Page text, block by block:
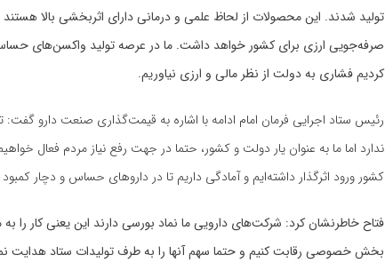
صرفه‌جویی ارزی برای کشور خواهد داشت. ما در عرصه تولید واکسن‌های
کردیم فشاری به دولت از نظر مالی و ارزی نیاوریم.
رئیس ستاد اجرایی فرمان امام ادامه با اشاره به قیمت‌گذاری صنعت دارو گفت:
ندارد اما ما به عنوان یار دولت و کشور، حتما در جهت رفع نیاز مردم فعال
کشور ورود اثرگذار داشته‌ایم و آمادگی داریم تا در داروهای حساس و دچار
فتاح خاطرنشان کرد: شرکت‌های دارویی ما نماد بورسی دارند این یعنی کار را به
بخش خصوصی رقابت کنیم و حتما سهم آنها را به طرف تولیدات ستاد هدایت